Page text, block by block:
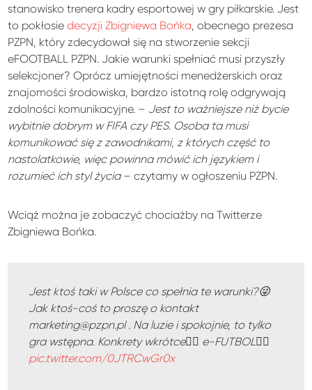
stanowisko trenera kadry esportowej w gry piłkarskie. Jest
to pokłosiedecyzji Zbigniewa Bońka, obecnego prezesa
PZPN, który zdecydował się na stworzenie sekcji
eFOOTBALL PZPN. Jakie warunki spełniać musi przyszły
selekcjoner? Oprócz umiejętności menedżerskich oraz
znajomości środowiska, bardzo istotną rolę odgrywają
zdolności komunikacyjne. – Jest to ważniejsze niż bycie
wybitnie dobrym w FIFA czy PES. Osoba ta musi
komunikować się z zawodnikami, z których część to
nastolatkowie, więc powinna mówić ich językiem i
rozumieć ich styl życia– czytamy w ogłoszeniu PZPN.
Wciąż można je zobaczyć chociażby na Twitterze
Zbigniewa Bońka.
Jest ktoś taki w Polsce co spełnia te warunki?😜
Jak ktoś-coś to proszę o kontakt
marketing@pzpn.pl. Na luzie i spokojnie, to tylko
gra wstępna. Konkrety wkrótce👍🏻 e-FUTBOL👍🏻
pic.twitter.com/0JTRCwGr0x